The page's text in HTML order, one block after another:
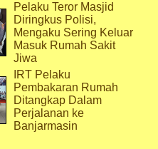
Pelaku Teror Masjid
Diringkus Polisi,
Mengaku Sering Keluar
Masuk Rumah Sakit
Jiwa
IRT Pelaku
Pembakaran Rumah
Ditangkap Dalam
Perjalanan ke
Banjarmasin